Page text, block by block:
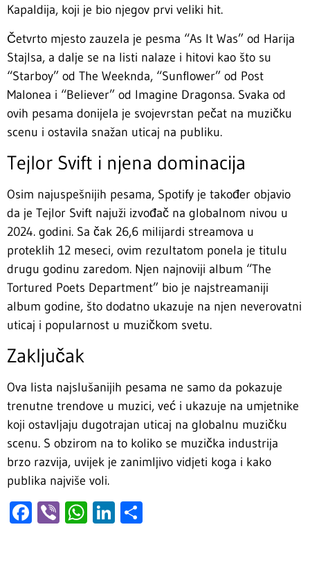
Kapaldija, koji je bio njegov prvi veliki hit.
Četvrto mjesto zauzela je pesma “As It Was” od Harija
Stajlsa, a dalje se na listi nalaze i hitovi kao što su
“Starboy” od The Weeknda, “Sunflower” od Post
Malonea i “Believer” od Imagine Dragonsa. Svaka od
ovih pesama donijela je svojevrstan pečat na muzičku
scenu i ostavila snažan uticaj na publiku.
Tejlor Svift i njena dominacija
Osim najuspešnijih pesama, Spotify je također objavio
da je Tejlor Svift najuži izvođač na globalnom nivou u
2024. godini. Sa čak 26,6 milijardi streamova u
proteklih 12 meseci, ovim rezultatom ponela je titulu
drugu godinu zaredom. Njen najnoviji album “The
Tortured Poets Department” bio je najstreamaniji
album godine, što dodatno ukazuje na njen neverovatni
uticaj i popularnost u muzičkom svetu.
Zaključak
Ova lista najslušanijih pesama ne samo da pokazuje
trenutne trendove u muzici, već i ukazuje na umjetnike
koji ostavljaju dugotrajan uticaj na globalnu muzičku
scenu. S obzirom na to koliko se muzička industrija
brzo razvija, uvijek je zanimljivo vidjeti koga i kako
publika najviše voli.
Facebook
ViberWhatsApp
LinkedIn